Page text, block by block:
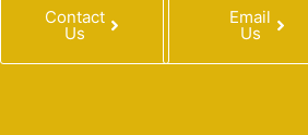
Contact
Us
Email
Us